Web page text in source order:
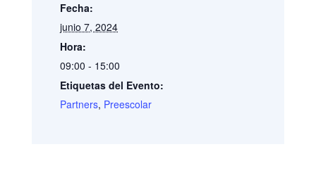
Fecha:
junio 7, 2024
Hora:
09:00 - 15:00
Etiquetas del Evento:
Partners, Preescolar